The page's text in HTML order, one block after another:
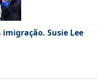
Susie Lee